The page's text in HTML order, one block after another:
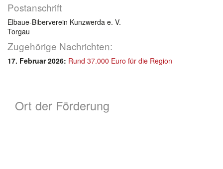
Postanschrift
Elbaue-Biberverein Kunzwerda e. V.
Torgau
Zugehörige Nachrichten:
17. Februar 2026: Rund 37.000 Euro für die Region
Ort der Förderung